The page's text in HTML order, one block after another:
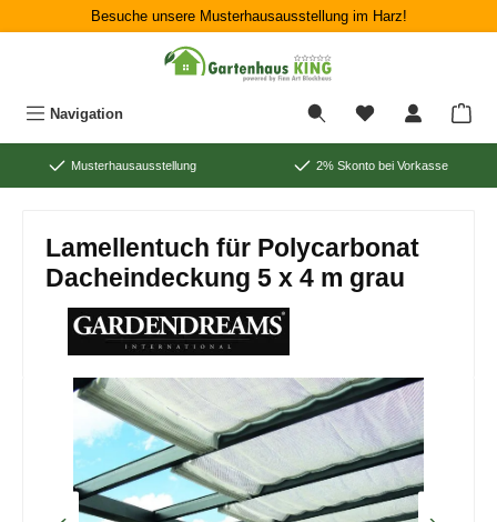
Zum Hauptinhalt springenBesuche unsere Musterhausausstellung im Harz!
Navigation
Musterhausausstellung 2% Skonto bei Vorkasse
Lamellentuch für Polycarbonat
Dacheindeckung 5 x 4 m grau
Bildergalerie überspringen